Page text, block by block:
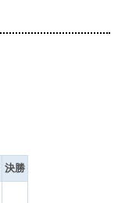
決勝